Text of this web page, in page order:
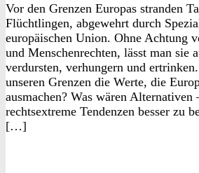
Vor den Grenzen Europas stranden
Flüchtlingen, abgewehrt durch
europäischen Union. Ohne Achtung
und Menschenrechten, lässt man sie
verdursten, verhungern und
unseren Grenzen die Werte, die
ausmachen? Was wären Alternativen
rechtsextreme Tendenzen besser zu
[…]